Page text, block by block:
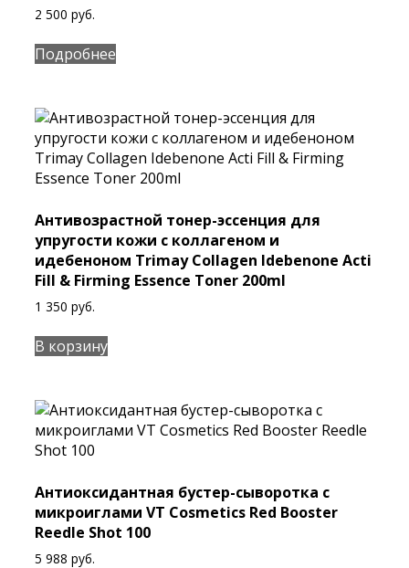
2 500 руб.
Подробнее
Антивозрастной тонер-эссенция для
упругости кожи с коллагеном и
идебеноном Trimay Collagen Idebenone Acti
Fill & Firming Essence Toner 200ml
1 350 руб.
В корзину
Антиоксидантная бустер-сыворотка с
микроиглами VT Cosmetics Red Booster
Reedle Shot 100
5 988 руб.